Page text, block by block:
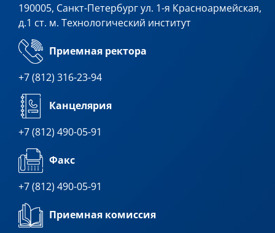
190005, Санкт-Петербург ул. 1-я Красноармейская,
д.1 ст. м. Технологический институт
Приемная ректора
+7 (812) 316-23-94
Канцелярия
+7 (812) 490-05-91
Факс
+7 (812) 490-05-91
Приемная комиссия